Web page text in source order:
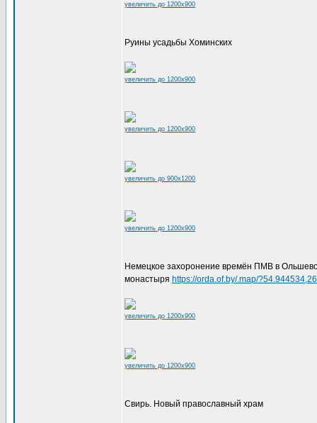
увеличить до 1200x900
Руины усадьбы Хоминских
увеличить до 1200x900
увеличить до 1200x900
увеличить до 900x1200
увеличить до 1200x900
Немецкое захоронение времён ПМВ в
монастыря https://orda.of.by/.map/
увеличить до 1200x900
увеличить до 1200x900
Свирь. Новый православный храм